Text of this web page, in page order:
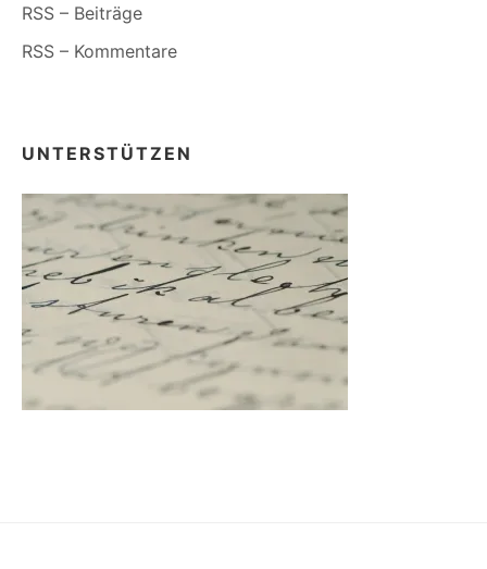
RSS – Beiträge
RSS – Kommentare
UNTERSTÜTZEN